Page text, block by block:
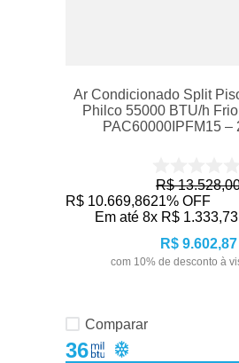
Ar Condicionado Split
Philco 55000 BTU/h
PAC60000IPFM15 –
R$ 13.528,
R$ 10.669,8621% OFF
Em até 8x R$ 1.333,73
R$ 9.602,87
com 10% de desconto à
Comparar
36